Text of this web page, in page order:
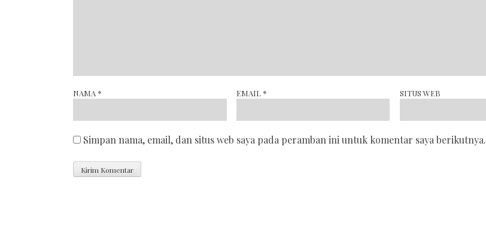
NAMA * EMAIL * SITUS WEB
Simpan nama, email, dan situs web saya pada peramban ini untuk komentar saya berikutnya.